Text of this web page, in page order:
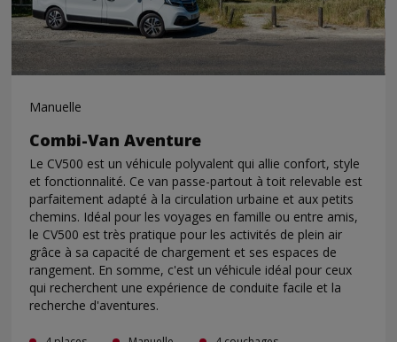
Manuelle
Combi-Van Aventure
Le CV500 est un véhicule polyvalent qui allie confort, style
et fonctionnalité. Ce van passe-partout à toit relevable est
parfaitement adapté à la circulation urbaine et aux petits
chemins. Idéal pour les voyages en famille ou entre amis,
le CV500 est très pratique pour les activités de plein air
grâce à sa capacité de chargement et ses espaces de
rangement. En somme, c'est un véhicule idéal pour ceux
qui recherchent une expérience de conduite facile et la
recherche d'aventures.